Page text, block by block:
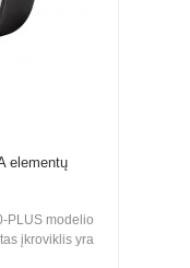
elementų
PLUS modelio
įkroviklis yra